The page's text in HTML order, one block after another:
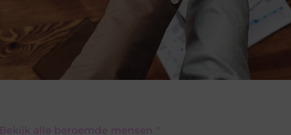
alle beroemde mensen "